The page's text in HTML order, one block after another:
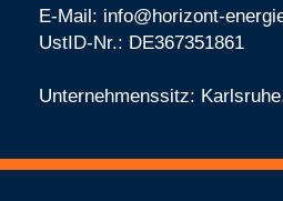
E-Mail: info@horizont-
UstID-Nr.: DE367351861
Unternehmenssitz: